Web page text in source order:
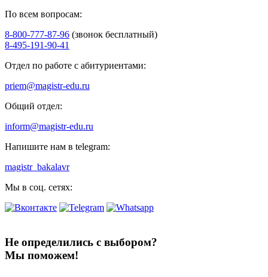
По всем вопросам:
8-800-777-87-96 (звонок бесплатный)
8-495-191-90-41
Отдел по работе с абитуриентами:
priem@magistr-edu.ru
Общий отдел:
inform@magistr-edu.ru
Напишите нам в telegram:
magistr_bakalavr
Мы в соц. сетях:
Не определились с выбором?
Мы поможем!